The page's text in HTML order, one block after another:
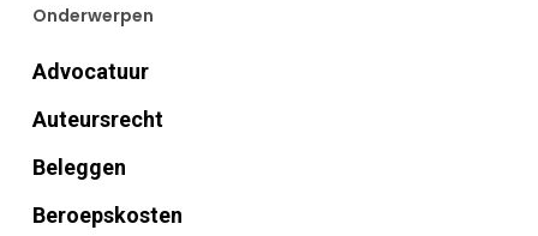
Onderwerpen
Advocatuur
Auteursrecht
Beleggen
Beroepskosten